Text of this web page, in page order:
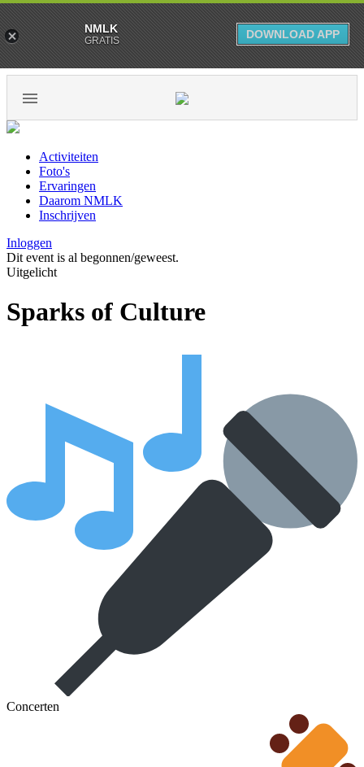
Activiteiten
Foto's
Ervaringen
Daarom NMLK
Inschrijven
Inloggen
Dit event is al begonnen/geweest.
Uitgelicht
Sparks of Culture
Concerten
NMLK
GRATIS DOWNLOAD APP